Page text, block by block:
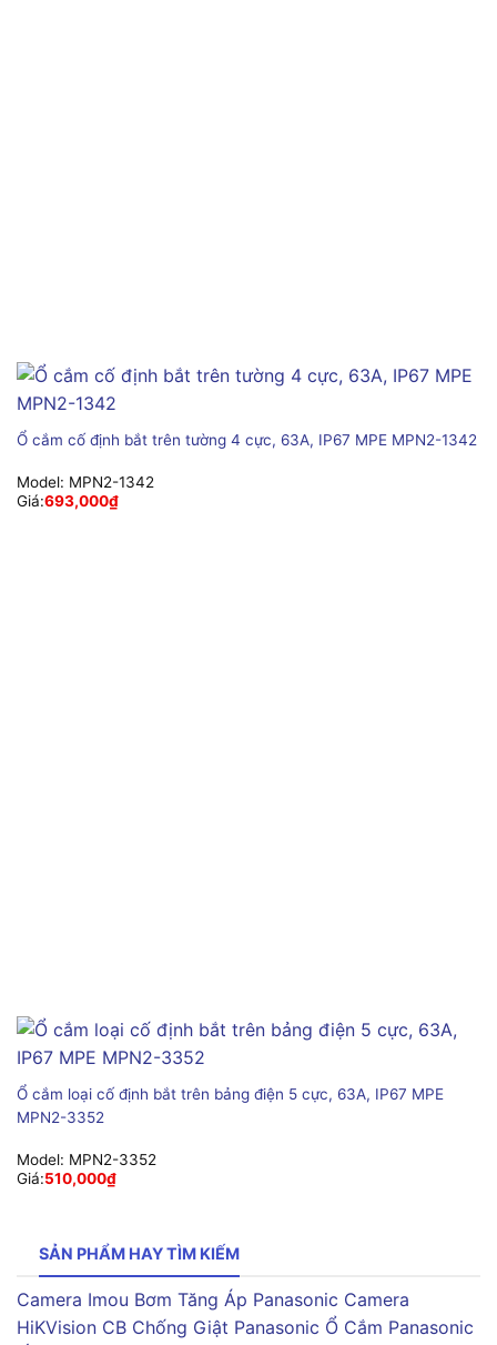
Ổ cắm cố định bắt trên tường 4 cực, 63A, IP67 MPE MPN2-1342
Model: MPN2-1342
Giá:693,000₫
Ổ cắm loại cố định bắt trên bảng điện 5 cực, 63A, IP67 MPE
MPN2-3352
Model: MPN2-3352
Giá:510,000₫
SẢN PHẨM HAY TÌM KIẾM
Camera Imou Bơm Tăng Áp Panasonic Camera
HiKVision CB Chống Giật Panasonic Ổ Cắm Panasonic